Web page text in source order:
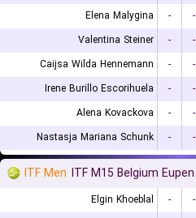
Elena Malygina
- -
Valentina Steiner
- -
Caijsa Wilda Hennemann
- -
Irene Burillo Escorihuela
- -
Alena Kovackova
- -
Nastasja Mariana Schunk
- -
ITF Men ITF M15 Belgium Eupen
Elgin Khoeblal - -